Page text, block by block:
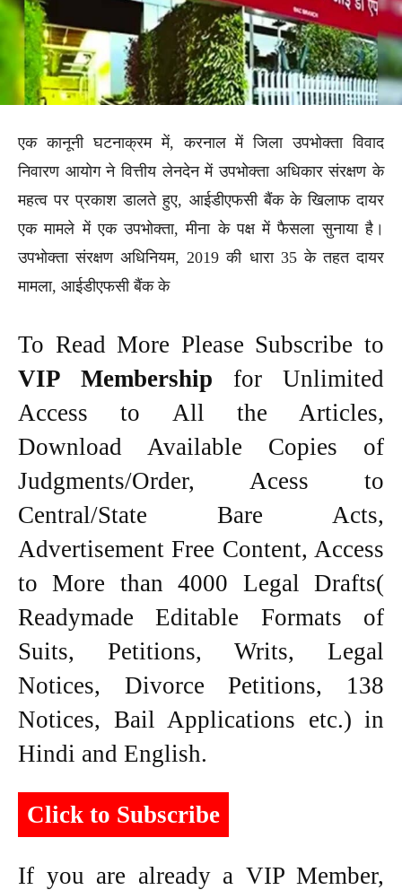
एक कानूनी घटनाक्रम में, करनाल में जिला उपभोक्ता विवाद
निवारण आयोग ने वित्तीय लेनदेन में उपभोक्ता अधिकार संरक्षण के
महत्व पर प्रकाश डालते हुए, आईडीएफसी बैंक के खिलाफ दायर
एक मामले में एक उपभोक्ता, मीना के पक्ष में फैसला सुनाया है।
उपभोक्ता संरक्षण अधिनियम, 2019 की धारा 35 के तहत दायर
मामला, आईडीएफसी बैंक के
To Read More Please Subscribe to
VIP Membership for Unlimited
Access to All the Articles,
Download Available Copies of
Judgments/Order, Acess to
Central/State Bare Acts,
Advertisement Free Content, Access
to More than 4000 Legal Drafts(
Readymade Editable Formats of
Suits, Petitions, Writs, Legal
Notices, Divorce Petitions, 138
Notices, Bail Applications etc.) in
Hindi and English.
Click to Subscribe
If you are already a VIP Member,